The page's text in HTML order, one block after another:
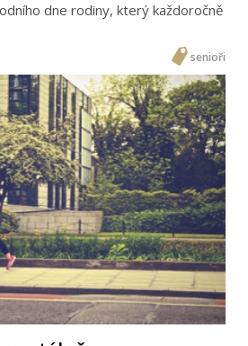
dne rodiny, který každoročně
senioři